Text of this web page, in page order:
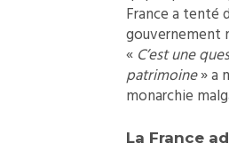
France a tenté
gouvernement
« C’est une
patrimoine» a
monarchie
La France